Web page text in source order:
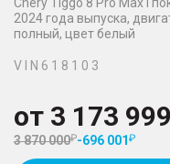
2024 года выпуска,
полный, цвет белый
V I N 6 1 8 1 0 3
от 3 173 999
3 870 000 -696 001